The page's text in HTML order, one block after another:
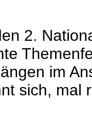
2.
im
sich, mal